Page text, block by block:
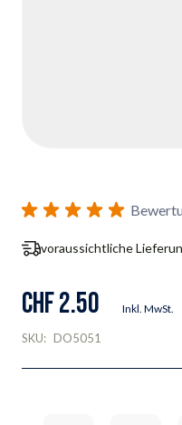
voraussichtliche
CHF 2.50 Inkl. MwSt.
SKU: DO5051